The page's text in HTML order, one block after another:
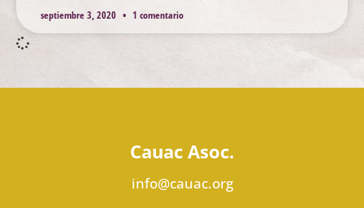
septiembre 3, 2020 1 comentario
Cauac Asoc.
info@cauac.org